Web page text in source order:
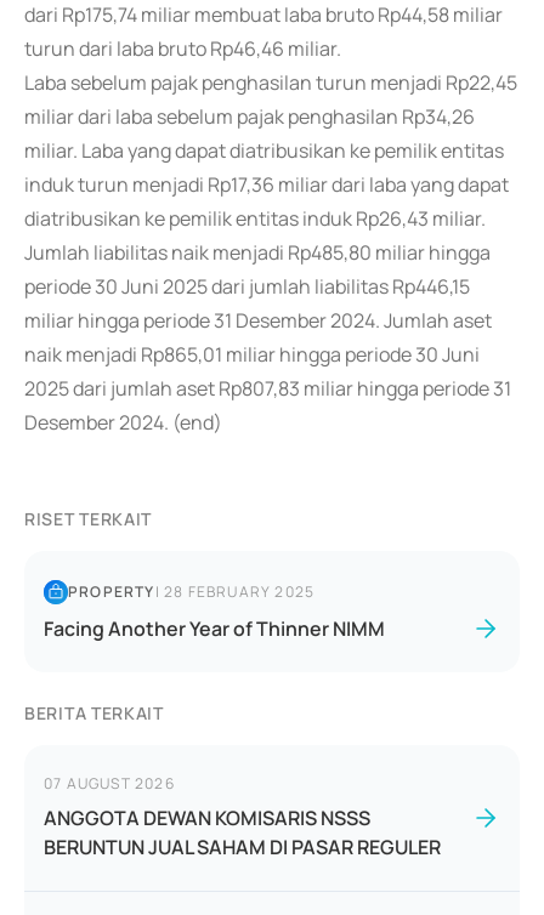
dari Rp175,74 miliar membuat laba bruto Rp44,58 miliar
turun dari laba bruto Rp46,46 miliar.
Laba sebelum pajak penghasilan turun menjadi Rp22,45
miliar dari laba sebelum pajak penghasilan Rp34,26
miliar. Laba yang dapat diatribusikan ke pemilik entitas
induk turun menjadi Rp17,36 miliar dari laba yang dapat
diatribusikan ke pemilik entitas induk Rp26,43 miliar.
Jumlah liabilitas naik menjadi Rp485,80 miliar hingga
periode 30 Juni 2025 dari jumlah liabilitas Rp446,15
miliar hingga periode 31 Desember 2024. Jumlah aset
naik menjadi Rp865,01 miliar hingga periode 30 Juni
2025 dari jumlah aset Rp807,83 miliar hingga periode 31
Desember 2024. (end)
RISET TERKAIT
PROPERTY|28 FEBRUARY 2025
Facing Another Year of Thinner NIMM
BERITA TERKAIT
07 AUGUST 2026
ANGGOTA DEWAN KOMISARIS NSSS
BERUNTUN JUAL SAHAM DI PASAR REGULER